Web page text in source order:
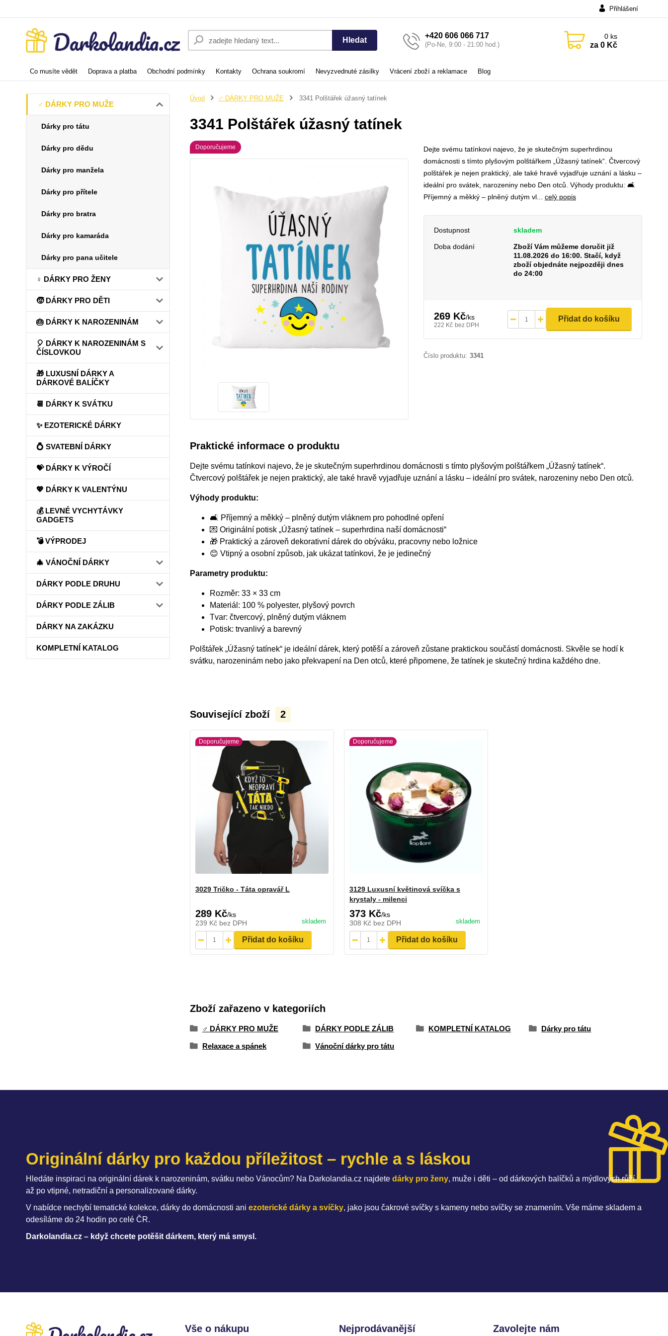
Co musíte vědět Doprava a platba Obchodní podmínky Kontakty Ochrana soukromí Nevyzvednuté zásilky Vrácení zboží a reklamace Blog
Přihlášení
Hledat +420 606 066 717
(Po-Ne, 9:00 - 21:00 hod.)
0 ks
za 0 Kč
♂️ DÁRKY PRO MUŽE
Dárky pro tátu
Dárky pro dědu
Dárky pro manžela
Dárky pro přítele
Dárky pro bratra
Dárky pro kamaráda
Dárky pro pana učitele
♀️ DÁRKY PRO ŽENY
🧒 DÁRKY PRO DĚTI
🎂 DÁRKY K NAROZENINÁM
🎈 DÁRKY K NAROZENINÁM S
ČÍSLOVKOU
🎁 LUXUSNÍ DÁRKY A
DÁRKOVÉ BALÍČKY
📆 DÁRKY K SVÁTKU
✨ EZOTERICKÉ DÁRKY
💍 SVATEBNÍ DÁRKY
💝 DÁRKY K VÝROČÍ
💖 DÁRKY K VALENTÝNU
💰 LEVNÉ VYCHYTÁVKY
GADGETS
💣 VÝPRODEJ
🎄 VÁNOČNÍ DÁRKY
DÁRKY PODLE DRUHU
DÁRKY PODLE ZÁLIB
DÁRKY NA ZAKÁZKU
KOMPLETNÍ KATALOG
Úvod ♂️ DÁRKY PRO MUŽE 3341 Polštářek úžasný tatínek
3341 Polštářek úžasný tatínek
Doporučujeme
Dejte svému tatínkovi najevo, že je skutečným superhrdinou
domácnosti s tímto plyšovým polštářkem „Úžasný tatínek“. Čtvercový
polštářek je nejen praktický, ale také hravě vyjadřuje uznání a lásku –
ideální pro svátek, narozeniny nebo Den otců. Výhody produktu: 🛋️
Příjemný a měkký – plněný dutým vl... celý popis
Dostupnost skladem
Doba dodání
Zboží Vám můžeme doručit již
11.08.2026 do 16:00. Stačí, když
zboží objednáte nejpozději dnes
do 24:00
269 Kč/ks
222 Kč bez DPH
Přidat do košíku
Číslo produktu: 3341
Praktické informace o produktu
Dejte svému tatínkovi najevo, že je skutečným superhrdinou domácnosti s tímto plyšovým polštářkem „Úžasný tatínek“.
Čtvercový polštářek je nejen praktický, ale také hravě vyjadřuje uznání a lásku – ideální pro svátek, narozeniny nebo Den otců.
Výhody produktu:
🛋️ Příjemný a měkký – plněný dutým vláknem pro pohodlné opření
💌 Originální potisk „Úžasný tatínek – superhrdina naší domácnosti“
🎁 Praktický a zároveň dekorativní dárek do obýváku, pracovny nebo ložnice
😊 Vtipný a osobní způsob, jak ukázat tatínkovi, že je jedinečný
Parametry produktu:
Rozměr: 33 × 33 cm
Materiál: 100 % polyester, plyšový povrch
Tvar: čtvercový, plněný dutým vláknem
Potisk: trvanlivý a barevný
Polštářek „Úžasný tatínek“ je ideální dárek, který potěší a zároveň zůstane praktickou součástí domácnosti. Skvěle se hodí k
svátku, narozeninám nebo jako překvapení na Den otců, které připomene, že tatínek je skutečný hrdina každého dne.
Související zboží 2
Doporučujeme
3029 Tričko - Táta opravář L
289 Kč/ks
239 Kč bez DPH skladem
Přidat do košíku
Doporučujeme
3129 Luxusní květinová svíčka s
krystaly - milenci
373 Kč/ks
308 Kč bez DPH skladem
Přidat do košíku
Zboží zařazeno v kategoriích
♂️ DÁRKY PRO MUŽE DÁRKY PODLE ZÁLIB KOMPLETNÍ KATALOG Dárky pro tátu
Relaxace a spánek Vánoční dárky pro tátu
Originální dárky pro každou příležitost – rychle a s láskou
Hledáte inspiraci na originální dárek k narozeninám, svátku nebo Vánocům? Na Darkolandia.cz najdete dárky pro ženy, muže i děti – od dárkových balíčků a mýdlových růží
až po vtipné, netradiční a personalizované dárky.
V nabídce nechybí tematické kolekce, dárky do domácnosti ani ezoterické dárky a svíčky, jako jsou čakrové svíčky s kameny nebo svíčky se znamením. Vše máme skladem a
odesíláme do 24 hodin po celé ČR.
Darkolandia.cz – když chcete potěšit dárkem, který má smysl.
Vše o nákupu Nejprodávanější Zavolejte nám